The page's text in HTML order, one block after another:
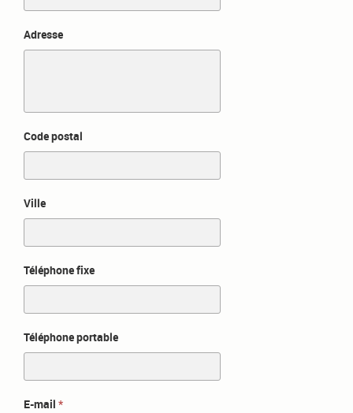
Adresse
Code postal
Ville
Téléphone fixe
Téléphone portable
E-mail